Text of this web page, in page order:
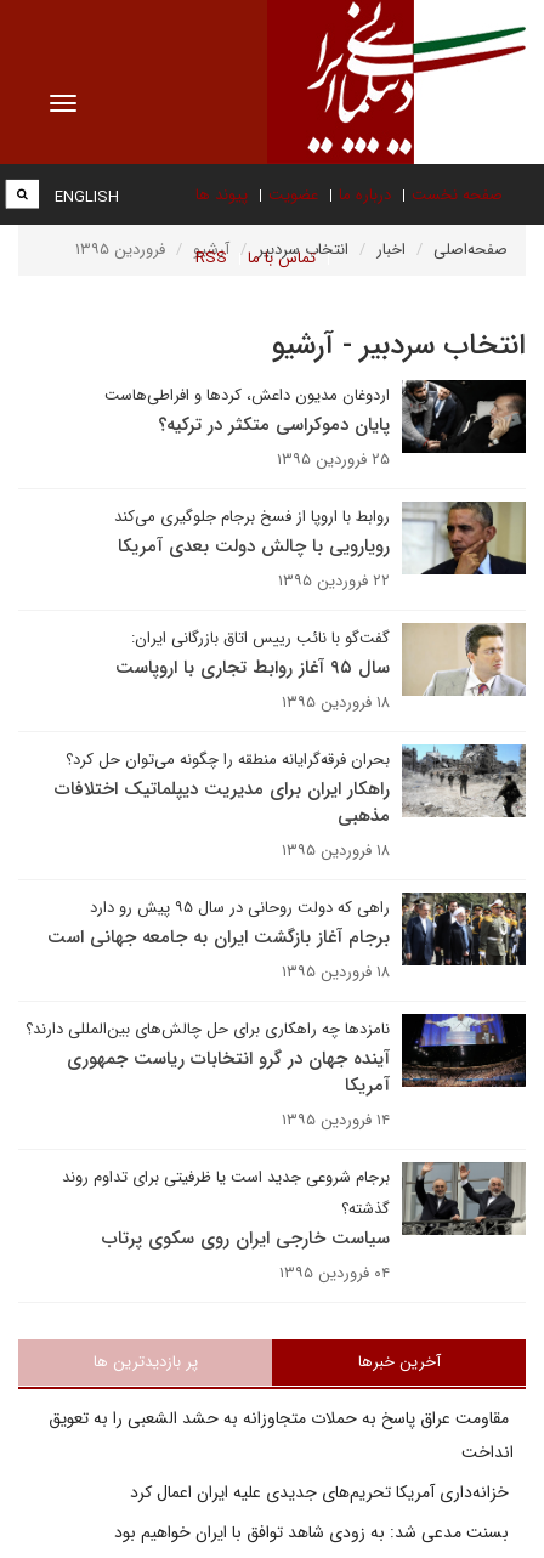
Toggle
صفحه نخست درباره ما عضویت پیوند ها
تماس با ما RSS
ENGLISH
صفحه‌اصلی اخبار انتخاب سردبیر آرشیو فروردین ۱۳۹۵
انتخاب سردبیر - آرشیو
اردوغان مدیون داعش، کردها و افراطی‌هاست
پایان دموکراسی متکثر در ترکیه؟
۲۵ فروردین ۱۳۹۵
روابط با اروپا از فسخ برجام جلوگیری می‌کند
رویارویی با چالش دولت بعدی آمریکا
۲۲ فروردین ۱۳۹۵
گفت‌‌گو با نائب رییس اتاق بازرگانی ایران:
سال ۹۵ آغاز روابط تجاری با اروپاست
۱۸ فروردین ۱۳۹۵
بحران فرقه‌گرایانه منطقه را چگونه می‌توان حل کرد؟
راهکار ایران برای مدیریت دیپلماتیک اختلافات
مذهبی
۱۸ فروردین ۱۳۹۵
راهی که دولت روحانی در سال ۹۵ پیش رو دارد
برجام آغاز بازگشت ایران به جامعه جهانی است
۱۸ فروردین ۱۳۹۵
نامزدها چه راهکاری برای حل چالش‌های بین‌المللی دارند؟
آینده جهان در گرو انتخابات ریاست جمهوری
آمریکا
۱۴ فروردین ۱۳۹۵
برجام شروعی جدید است یا ظرفیتی برای تداوم روند
گذشته؟
سیاست خارجی ایران روی سکوی پرتاب
۰۴ فروردین ۱۳۹۵
آخرین خبرها پر بازدیدترین ها
مقاومت عراق پاسخ به حملات متجاوزانه به حشد الشعبی را به تعویق
انداخت
خزانه‌داری آمریکا تحریم‌های جدیدی علیه ایران اعمال کرد
بسنت مدعی شد: به زودی شاهد توافق با ایران خواهیم بود